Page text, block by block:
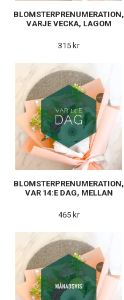
BLOMSTERPRENUMERATION,
VARJE VECKA, LAGOM
315 kr
BLOMSTERPRENUMERATION,
VAR 14:E DAG, MELLAN
465 kr